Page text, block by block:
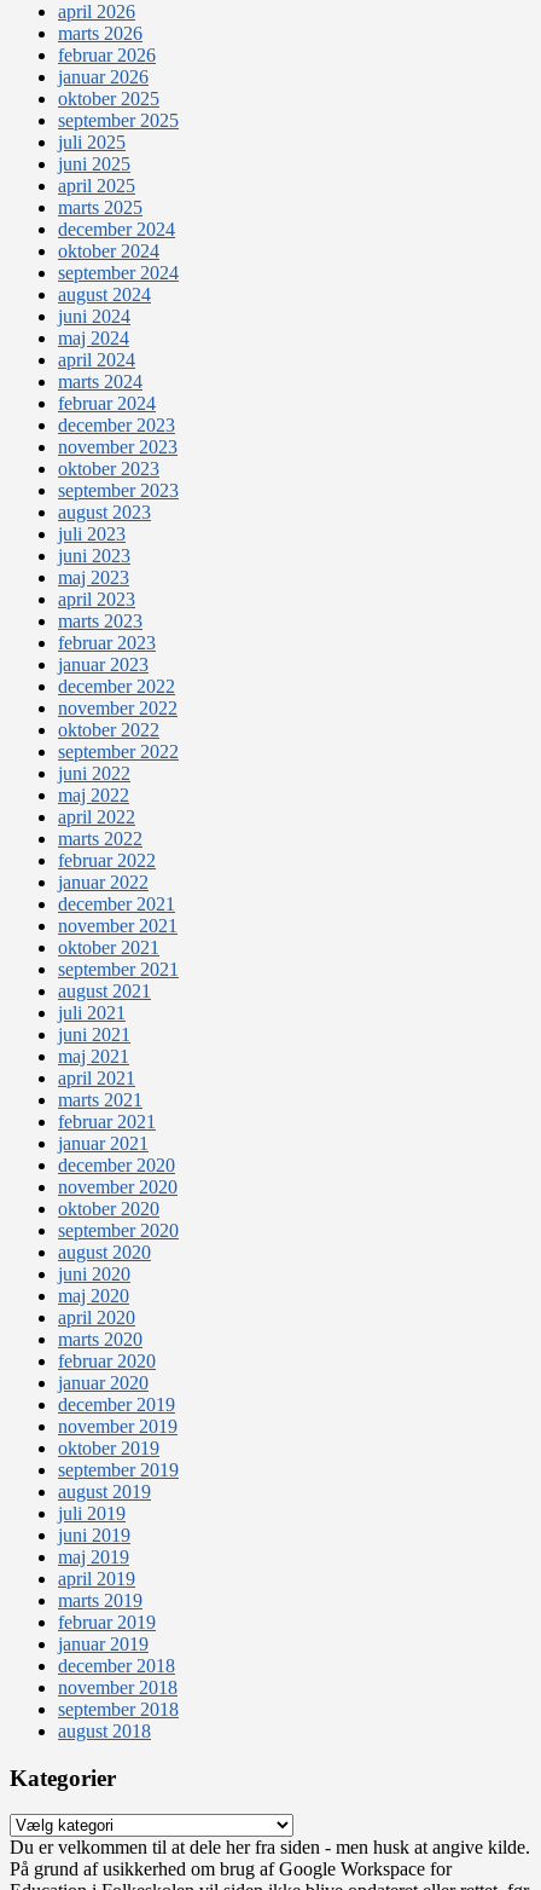
april 2026
marts 2026
februar 2026
januar 2026
oktober 2025
september 2025
juli 2025
juni 2025
april 2025
marts 2025
december 2024
oktober 2024
september 2024
august 2024
juni 2024
maj 2024
april 2024
marts 2024
februar 2024
december 2023
november 2023
oktober 2023
september 2023
august 2023
juli 2023
juni 2023
maj 2023
april 2023
marts 2023
februar 2023
januar 2023
december 2022
november 2022
oktober 2022
september 2022
juni 2022
maj 2022
april 2022
marts 2022
februar 2022
januar 2022
december 2021
november 2021
oktober 2021
september 2021
august 2021
juli 2021
juni 2021
maj 2021
april 2021
marts 2021
februar 2021
januar 2021
december 2020
november 2020
oktober 2020
september 2020
august 2020
juni 2020
maj 2020
april 2020
marts 2020
februar 2020
januar 2020
december 2019
november 2019
oktober 2019
september 2019
august 2019
juli 2019
juni 2019
maj 2019
april 2019
marts 2019
februar 2019
januar 2019
december 2018
november 2018
september 2018
august 2018
Kategorier
Kategorier
Du er velkommen til at dele her fra siden - men husk at angive kilde.
På grund af usikkerhed om brug af Google Workspace for